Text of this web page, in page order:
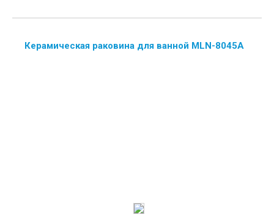
Керамическая раковина для ванной MLN-8045A